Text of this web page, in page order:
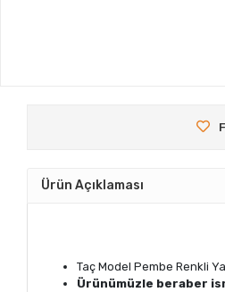
Ürün Açıklaması
Taç Model Pembe Renkli
Ürünümüzle beraber